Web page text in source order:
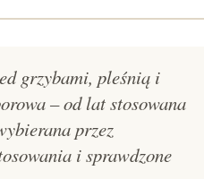
grzybami, pleśnią i
– od lat stosowana
przez
i sprawdzone